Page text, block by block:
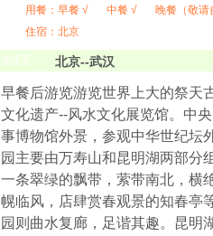
用餐： 早餐 √ 中餐 √
晚餐（敬请
住宿：北京
第4天 北京--武汉
早餐后游览游览世界上大的祭天
文化遗产--风水文化展览馆。中
事博物馆外景，参观中华世纪坛
园主要由万寿山和昆明湖两部分
一条翠绿的飘带，萦带南北，横
幌临风，店肆赏春观景的知春亭
园则曲水复廊，足谐其趣。昆